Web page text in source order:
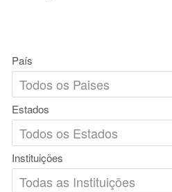
País
Estados
Instituições